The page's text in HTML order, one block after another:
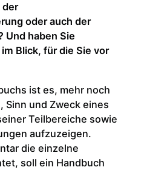
der
oder auch der
Und haben Sie
Blick, für die Sie vor
ist es, mehr noch
Sinn und Zweck eines
Teilbereiche sowie
aufzuzeigen.
die einzelne
soll ein Handbuch